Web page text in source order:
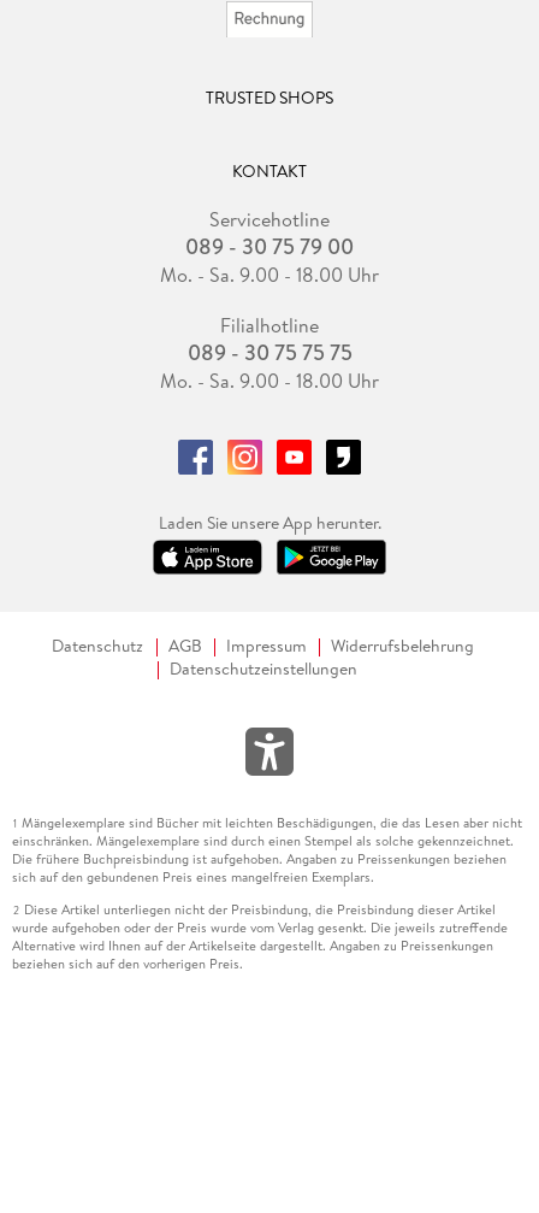
TRUSTED SHOPS
KONTAKT
Servicehotline
089 - 30 75 79 00
Mo. - Sa. 9.00 - 18.00 Uhr
Filialhotline
089 - 30 75 75 75
Mo. - Sa. 9.00 - 18.00 Uhr
Laden Sie unsere App herunter.
Datenschutz AGB Impressum
Widerrufsbelehrung
Datenschutzeinstellungen
1 Mängelexemplare sind Bücher mit leichten Beschädigungen, die das Lesen aber nicht
einschränken. Mängelexemplare sind durch einen Stempel als solche gekennzeichnet.
Die frühere Buchpreisbindung ist aufgehoben. Angaben zu Preissenkungen beziehen
sich auf den gebundenen Preis eines mangelfreien Exemplars.
2 Diese Artikel unterliegen nicht der Preisbindung, die Preisbindung dieser Artikel
wurde aufgehoben oder der Preis wurde vom Verlag gesenkt. Die jeweils zutreffende
Alternative wird Ihnen auf der Artikelseite dargestellt. Angaben zu Preissenkungen
beziehen sich auf den vorherigen Preis.